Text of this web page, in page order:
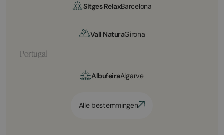
Sitges RelaxBarcelona
Vall NaturaGirona
Portugal
AlbufeiraAlgarve
Alle bestemmingen